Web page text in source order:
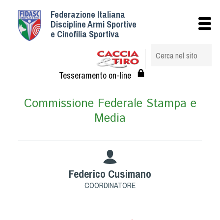
Federazione Italiana
Discipline Armi Sportive
e Cinofilia Sportiva
Tesseramento on-line
Commissione Federale Stampa e
Media
Federico Cusimano
COORDINATORE
Istituzionale
Struttura
Albo Veterinari federali
Tesseramento e Affiliazioni
Statuto e Regolamenti
Federazione Trasparente
Assicurazione
Convenzioni
Società